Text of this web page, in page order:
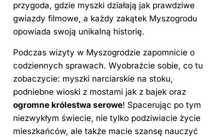
przygoda, gdzie myszki działają jak prawdziwe
gwiazdy filmowe, a każdy zakątek Myszogrodu
opowiada swoją unikalną historię.
Podczas wizyty w Myszogrodzie zapomnicie o
codziennych sprawach. Wyobraźcie sobie, co tu
zobaczycie: myszki narciarskie na stoku,
podniebne wioski z mostami jak z bajek oraz
ogromne królestwa serowe! Spacerując po tym
niezwykłym świecie, nie tylko podziwiacie życie
mieszkańców, ale także macie szansę nauczyć